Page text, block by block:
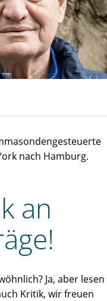
nach Hamburg.
an
Ja, aber lesen
Kritik, wir freuen